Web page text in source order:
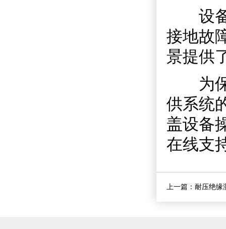
设备
接地故
景提供
为保
供系统
盖设备
在线支
上一篇： 耐压绝缘